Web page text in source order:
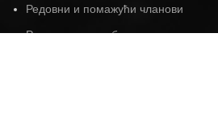
Редовни и помажући чланови
Руководство клуба